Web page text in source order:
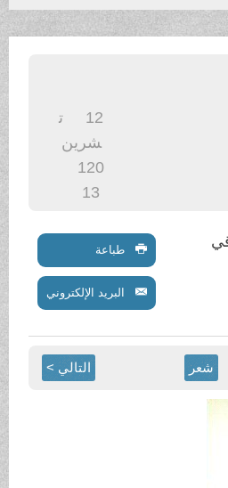
شرين
120
طباعة
البريد الإلكتروني
شعر التالي >